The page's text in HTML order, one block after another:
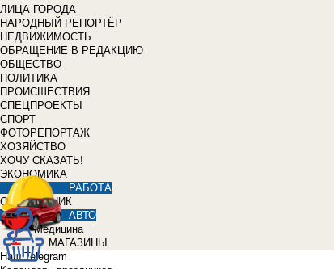
ЛИЦА ГОРОДА
НАРОДНЫЙ РЕПОРТЁР
НЕДВИЖИМОСТЬ
ОБРАЩЕНИЕ В РЕДАКЦИЮ
ОБЩЕСТВО
ПОЛИТИКА
ПРОИСШЕСТВИЯ
СПЕЦПРОЕКТЫ
СПОРТ
ФОТОРЕПОРТАЖ
ХОЗЯЙСТВО
ХОЧУ СКАЗАТЬ!
ЭКОНОМИКА
РАБОТА
СПРАВОЧНИК
АВТО
Медицина
МАГАЗИНЫ
Наш Telegram